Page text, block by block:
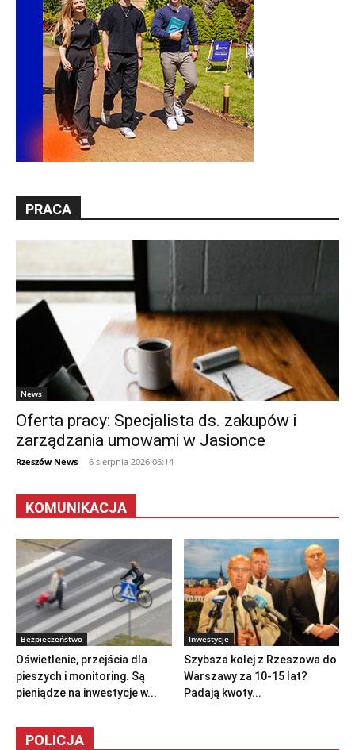
PRACA
News
Oferta pracy: Specjalista ds. zakupów i
zarządzania umowami w Jasionce
Rzeszów News - 6 sierpnia 2026 06:14
KOMUNIKACJA
Bezpieczeństwo
Oświetlenie, przejścia dla
pieszych i monitoring. Są
pieniądze na inwestycje w...
Inwestycje
Szybsza kolej z Rzeszowa do
Warszawy za 10-15 lat?
Padają kwoty...
POLICJA